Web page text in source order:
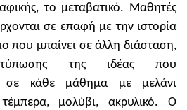
το μεταβατικό. Μαθητές
σε επαφή με την ιστορία
που μπαίνει σε άλλη διάσταση,
της ιδέας που
σε κάθε μάθημα με μελάνι
μολύβι, ακρυλικό. Ο